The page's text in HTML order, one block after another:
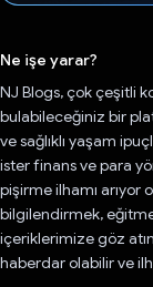
Ne işe yarar?
NJ Blogs, çok çeşitli
bulabileceğiniz bir
ve sağlıklı yaşam
ister finans ve para
pişirme ilhamı arıyor
bilgilendirmek,
içeriklerimize göz
haberdar olabilir ve